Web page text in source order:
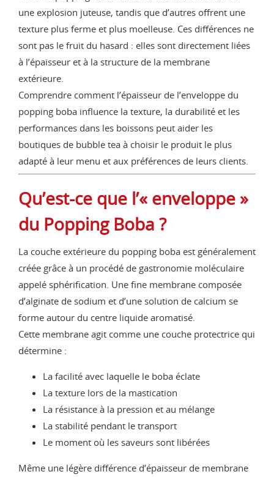
une explosion juteuse, tandis que d’autres offrent une
texture plus ferme et plus moelleuse. Ces différences ne
sont pas le fruit du hasard : elles sont directement liées
à l’épaisseur et à la structure de la membrane
extérieure.
Comprendre comment l’épaisseur de l’enveloppe du
popping boba influence la texture, la durabilité et les
performances dans les boissons peut aider les
boutiques de bubble tea à choisir le produit le plus
adapté à leur menu et aux préférences de leurs clients.
Qu’est-ce que l’« enveloppe »
du Popping Boba ?
La couche extérieure du popping boba est généralement
créée grâce à un procédé de gastronomie moléculaire
appelé sphérification. Une fine membrane composée
d’alginate de sodium et d’une solution de calcium se
forme autour du centre liquide aromatisé.
Cette membrane agit comme une couche protectrice qui
détermine :
La facilité avec laquelle le boba éclate
La texture lors de la mastication
La résistance à la pression et au mélange
La stabilité pendant le transport
Le moment où les saveurs sont libérées
Même une légère différence d’épaisseur de membrane